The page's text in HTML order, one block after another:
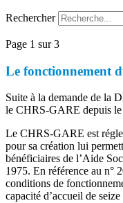
Rechercher
Page 1 sur 3
Le fonctionnement
Suite à la demande de la
le CHRS-GARE depuis
Le CHRS-GARE est
pour sa création lui
bénéficiaires de l’Aide
1975. En référence au n°
conditions de
capacité d’accueil de seize